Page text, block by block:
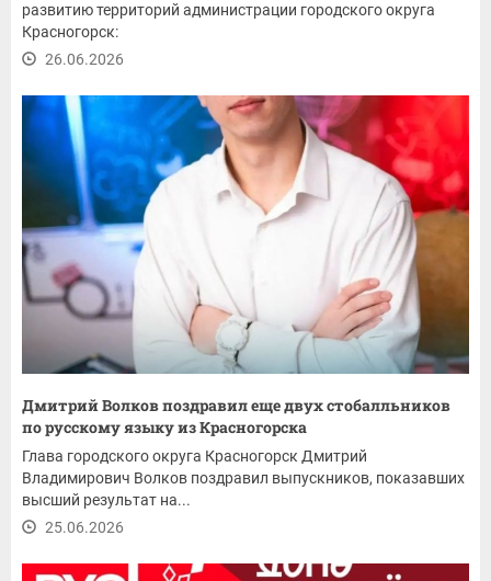
развитию территорий администрации городского округа
Красногорск:
26.06.2026
Дмитрий Волков поздравил еще двух стобалльников
по русскому языку из Красногорска
Глава городского округа Красногорск Дмитрий
Владимирович Волков поздравил выпускников, показавших
высший результат на...
25.06.2026